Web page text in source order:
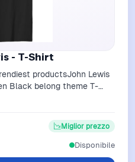
- T-Shirt
productsJohn Lewis
Black belong theme T-
Miglior prezzo
Disponibile